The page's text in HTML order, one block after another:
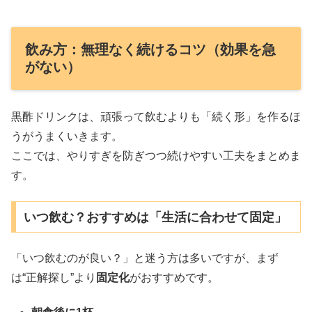
飲み方：無理なく続けるコツ（効果を急
がない）
黒酢ドリンクは、頑張って飲むよりも「続く形」を作るほ
うがうまくいきます。
ここでは、やりすぎを防ぎつつ続けやすい工夫をまとめま
す。
いつ飲む？おすすめは「生活に合わせて固定」
「いつ飲むのが良い？」と迷う方は多いですが、まず
は“正解探し”より 固定化がおすすめです。